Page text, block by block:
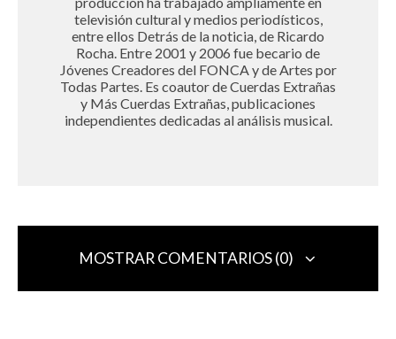
televisión cultural y medios periodísticos,
entre ellos Detrás de la noticia, de Ricardo
Rocha. Entre 2001 y 2006 fue becario de
Jóvenes Creadores del FONCA y de Artes por
Todas Partes. Es coautor de Cuerdas Extrañas
y Más Cuerdas Extrañas, publicaciones
independientes dedicadas al análisis musical.
MOSTRAR COMENTARIOS (0)